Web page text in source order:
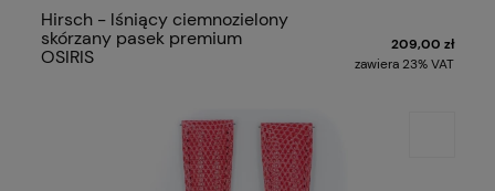
Hirsch - lśniący ciemnozielony
skórzany pasek premium
OSIRIS
209,00 zł
zawiera 23% VAT